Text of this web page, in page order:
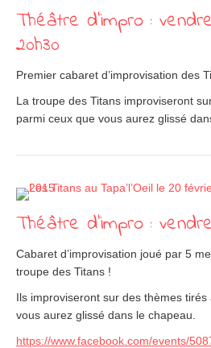
Théâtre d’impro :
20h30
Premier cabaret d’improvisation des
La troupe des Titans improviseront
parmi ceux que vous aurez glissé
Théâtre d’impro :
Cabaret d’improvisation joué par 5
troupe des Titans !
Ils improviseront sur des thèmes
vous aurez glissé dans le chapeau.
https://www.facebook.com/events/